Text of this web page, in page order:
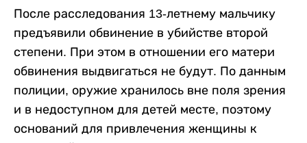
После расследования 13-летнему мальчику
предъявили обвинение в убийстве второй
степени. При этом в отношении его матери
обвинения выдвигаться не будут. По данным
полиции, оружие хранилось вне поля зрения
и в недоступном для детей месте, поэтому
оснований для привлечения женщины к